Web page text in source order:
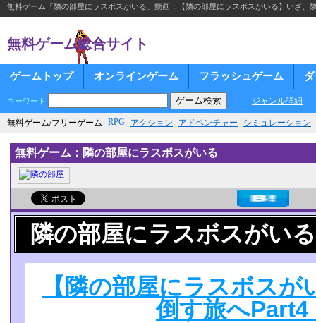
無料ゲーム「隣の部屋にラスボスがいる」動画：【隣の部屋にラスボスがいる】いざ、
無料ゲーム総合サイト
ゲームトップ オンラインゲーム フラッシュゲーム
キーワード ジャンル詳細
無料ゲーム/フリーゲーム RPG アクション アドベンチャー シミュレーション
無料ゲーム：隣の部屋にラスボスがいる
隣の部屋にラスボスがい
【隣の部屋にラスボス
倒す旅へPart4